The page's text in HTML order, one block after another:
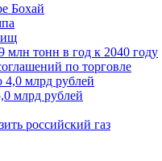
Бохай
млн тонн в год к 2040 году
по торговле
4,0 млрд рублей
млрд рублей
российский газ